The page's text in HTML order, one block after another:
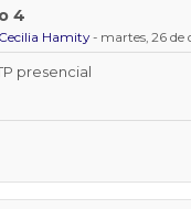
4
Hamity- martes, 26 de
presencial